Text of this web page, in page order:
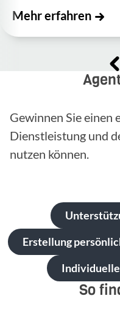
Mehr erfahren
Gewinnen Sie einen
Dienstleistung und
nutzen können.
Erstellung
So